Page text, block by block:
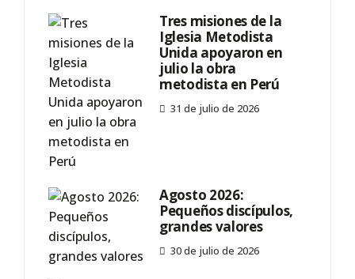
Tres misiones de la
Iglesia Metodista
Unida apoyaron en
julio la obra
metodista en Perú
31 de julio de 2026
Agosto 2026:
Pequeños discípulos,
grandes valores
30 de julio de 2026